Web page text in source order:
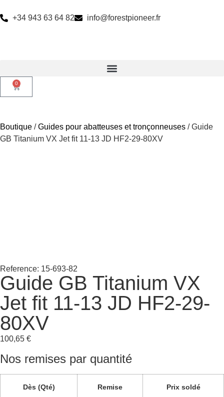
+34 943 63 64 82 info@forestpioneer.fr
0
Boutique /Guides pour abatteuses et tronçonneuses / Guide
GB Titanium VX Jet fit 11-13 JD HF2-29-80XV
Reference: 15-693-82
Guide GB Titanium VX
Jet fit 11-13 JD HF2-29-
80XV
100,65 €
Nos remises par quantité
Dès (Qté) Remise Prix soldé